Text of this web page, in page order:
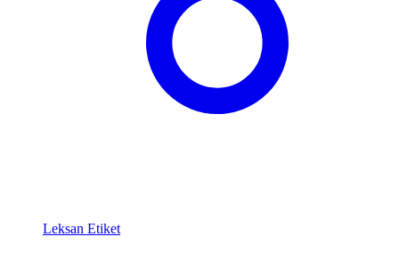
Leksan Etiket